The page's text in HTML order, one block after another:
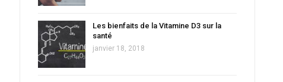
Les bienfaits de la Vitamine D3 sur la
santé
janvier 18, 2018